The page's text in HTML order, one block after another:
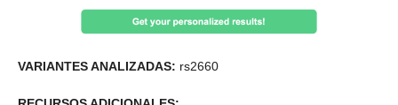
VARIANTES ANALIZADAS: rs2660